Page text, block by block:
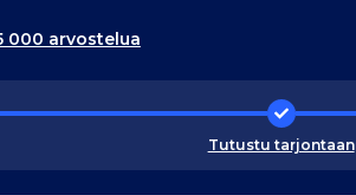
000 arvostelua
Tutustu tarjontaan